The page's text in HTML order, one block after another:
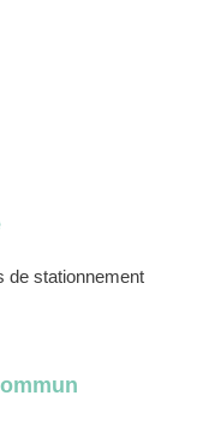
de stationnement